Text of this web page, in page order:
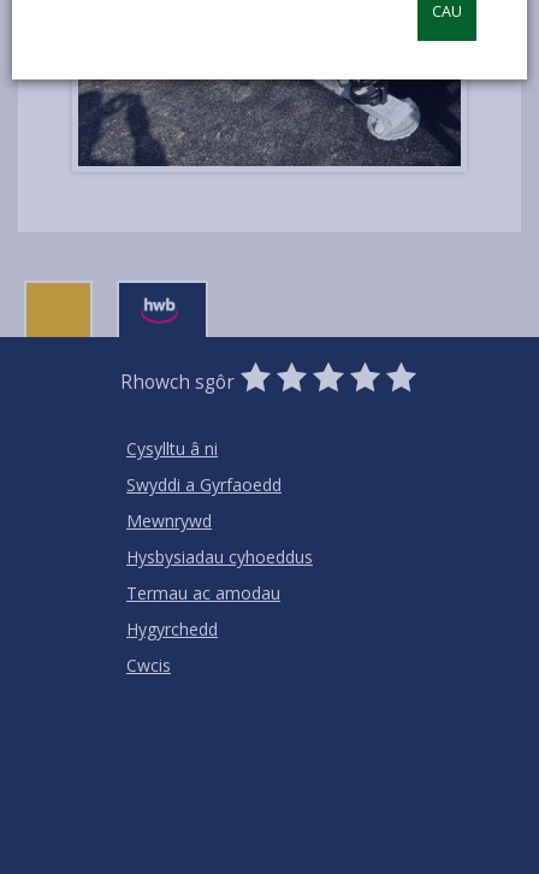
CAU
Rhowch sgôr
0
Stars
1
Star
2
Stars
3
Stars
4
Stars
5
Stars
Cysylltu â ni
Swyddi a Gyrfaoedd
Mewnrywd
Hysbysiadau cyhoeddus
Termau ac amodau
Hygyrchedd
Cwcis